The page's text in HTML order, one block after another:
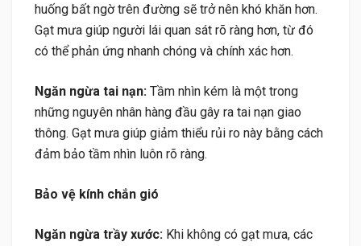
huống bất ngờ trên đường sẽ trở nên khó khăn hơn.
Gạt mưa giúp người lái quan sát rõ ràng hơn, từ đó
có thể phản ứng nhanh chóng và chính xác hơn.
Ngăn ngừa tai nạn: Tầm nhìn kém là một trong
những nguyên nhân hàng đầu gây ra tai nạn giao
thông. Gạt mưa giúp giảm thiểu rủi ro này bằng cách
đảm bảo tầm nhìn luôn rõ ràng.
Bảo vệ kính chắn gió
Ngăn ngừa trầy xước: Khi không có gạt mưa, các